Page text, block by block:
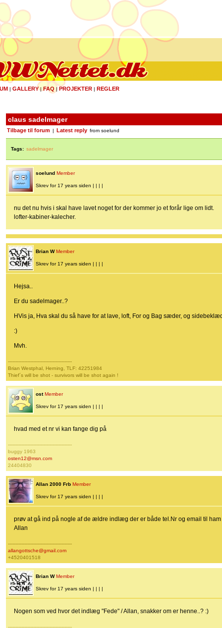
| GALLERY|FAQ | PROJEKTER | REGLER
claus sadelmager
Tilbage til forum Latest reply from soelund
Tags: sadelmager
soelund Member
Skrev for 17 years siden | | | |
nu det nu hvis i skal have lavet noget for der kommer jo et forår lige om lidt.
lofter-kabiner-kalecher.
Brian W Member
Skrev for 17 years siden | | | |
Hejsa..
Er du sadelmager..?
HVis ja, Hva skal du så have for at lave, loft, For og Bag sæder, og
:)
Mvh.
-------------------------------------------
Brian Westphal, Herning, TLF: 42251984
Thief´s will be shot - survivors will be shot again !
ost Member
Skrev for 17 years siden | | | |
hvad med et nr vi kan fange dig på
-------------------------------------------
buggy 1963
osten12@msn.com
24404830
Allan 2000 Frb Member
Skrev for 17 years siden | | | |
prøv at gå ind på nogle af de ældre indlæg der er både tel.Nr og email til ham
Allan
-------------------------------------------
allangottsche@gmail.com
+4520401518
Brian W Member
Skrev for 17 years siden | | | |
Nogen som ved hvor det indlæg "Fede" / Allan, snakker om er henne..? :)